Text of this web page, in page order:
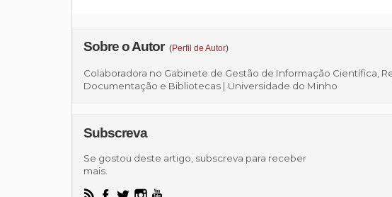
Sobre o Autor (Perfil de Autor)
Colaboradora no Gabinete de Gestão de Informação Científica,
Documentação e Bibliotecas | Universidade do Minho
Subscreva
Se gostou deste artigo, subscreva para receber
mais.